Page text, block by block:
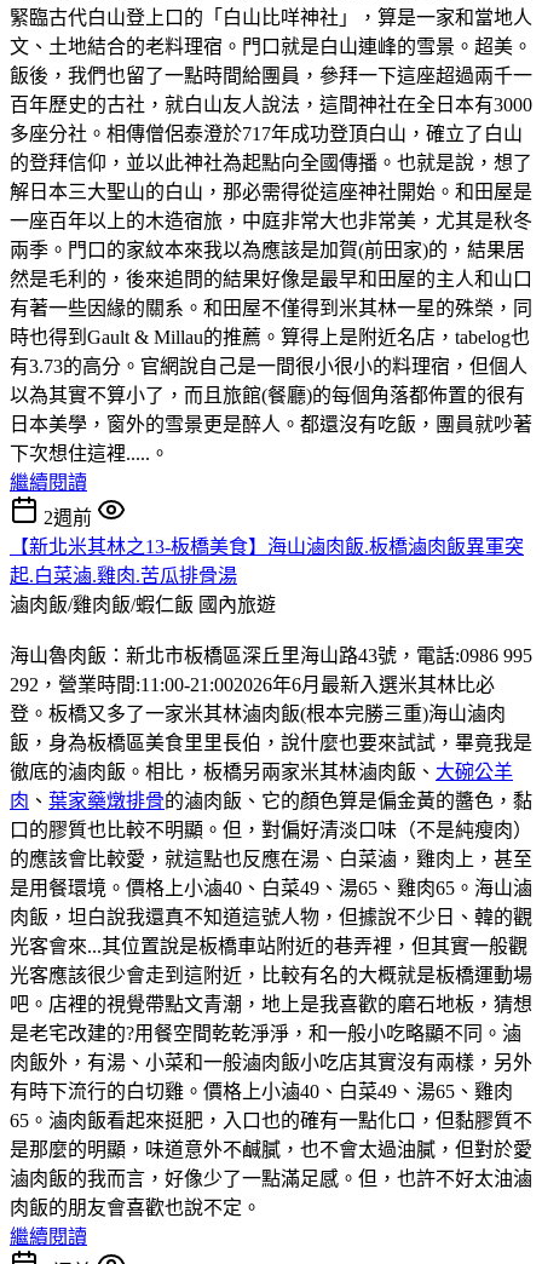
緊臨古代白山登上口的「白山比咩神社」，算是一家和當地人
文、土地結合的老料理宿。門口就是白山連峰的雪景。超美。
飯後，我們也留了一點時間給團員，參拜一下這座超過兩千一
百年歷史的古社，就白山友人說法，這間神社在全日本有3000
多座分社。相傳僧侶泰澄於717年成功登頂白山，確立了白山
的登拜信仰，並以此神社為起點向全國傳播。也就是說，想了
解日本三大聖山的白山，那必需得從這座神社開始。和田屋是
一座百年以上的木造宿旅，中庭非常大也非常美，尤其是秋冬
兩季。門口的家紋本來我以為應該是加賀(前田家)的，結果居
然是毛利的，後來追問的結果好像是最早和田屋的主人和山口
有著一些因緣的關系。和田屋不僅得到米其林一星的殊榮，同
時也得到Gault & Millau的推薦。算得上是附近名店，tabelog也
有3.73的高分。官網說自己是一間很小很小的料理宿，但個人
以為其實不算小了，而且旅館(餐廳)的每個角落都佈置的很有
日本美學，窗外的雪景更是醉人。都還沒有吃飯，團員就吵著
下次想住這裡.....。
繼續閱讀
2週前
【新北米其林之13-板橋美食】海山滷肉飯.板橋滷肉飯異軍突
起.白菜滷.雞肉.苦瓜排骨湯
滷肉飯/雞肉飯/蝦仁飯 國內旅遊
海山魯肉飯：新北市板橋區深丘里海山路43號，電話:0986 995
292，營業時間:11:00-21:002026年6月最新入選米其林比必
登。板橋又多了一家米其林滷肉飯(根本完勝三重)海山滷肉
飯，身為板橋區美食里里長伯，說什麼也要來試試，畢竟我是
徹底的滷肉飯。相比，板橋另兩家米其林滷肉飯、 大碗公羊
肉 、 葉家藥燉排骨的滷肉飯、它的顏色算是偏金黃的醬色，黏
口的膠質也比較不明顯。但，對偏好清淡口味（不是純瘦肉）
的應該會比較愛，就這點也反應在湯、白菜滷，雞肉上，甚至
是用餐環境。價格上小滷40、白菜49、湯65、雞肉65。海山滷
肉飯，坦白說我還真不知道這號人物，但據說不少日、韓的觀
光客會來...其位置說是板橋車站附近的巷弄裡，但其實一般觀
光客應該很少會走到這附近，比較有名的大概就是板橋運動場
吧。店裡的視覺帶點文青潮，地上是我喜歡的磨石地板，猜想
是老宅改建的?用餐空間乾乾淨淨，和一般小吃略顯不同。滷
肉飯外，有湯、小菜和一般滷肉飯小吃店其實沒有兩樣，另外
有時下流行的白切雞。價格上小滷40、白菜49、湯65、雞肉
65。滷肉飯看起來挺肥，入口也的確有一點化口，但黏膠質不
是那麼的明顯，味道意外不鹹膩，也不會太過油膩，但對於愛
滷肉飯的我而言，好像少了一點滿足感。但，也許不好太油滷
肉飯的朋友會喜歡也說不定。
繼續閱讀